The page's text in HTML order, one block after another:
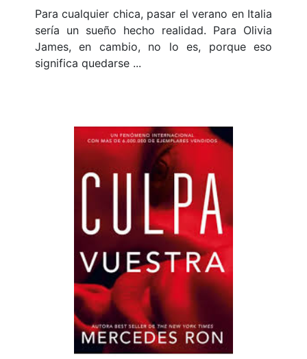
Para cualquier chica, pasar el verano en Italia
sería un sueño hecho realidad. Para Olivia
James, en cambio, no lo es, porque eso
significa quedarse ...